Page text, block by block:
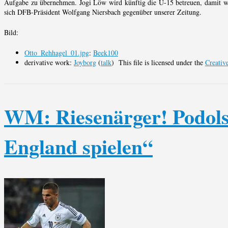
Aufgabe zu übernehmen. Jogi Löw wird künftig die U-15 betreuen, damit
sich DFB-Präsident Wolfgang Niersbach gegenüber unserer Zeitung.
Bild:
Otto_Rehhagel_01.jpg: Beek100
derivative work: Joyborg (talk) This file is licensed under the
WM: Riesenärger!
England spielen“